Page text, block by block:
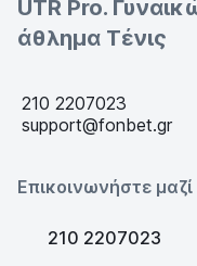
UTR Pro.
άθλημα Τένις
210 2207023
support@fonbet.gr
Επικοινωνήστε
210 2207023